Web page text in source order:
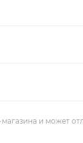
и может